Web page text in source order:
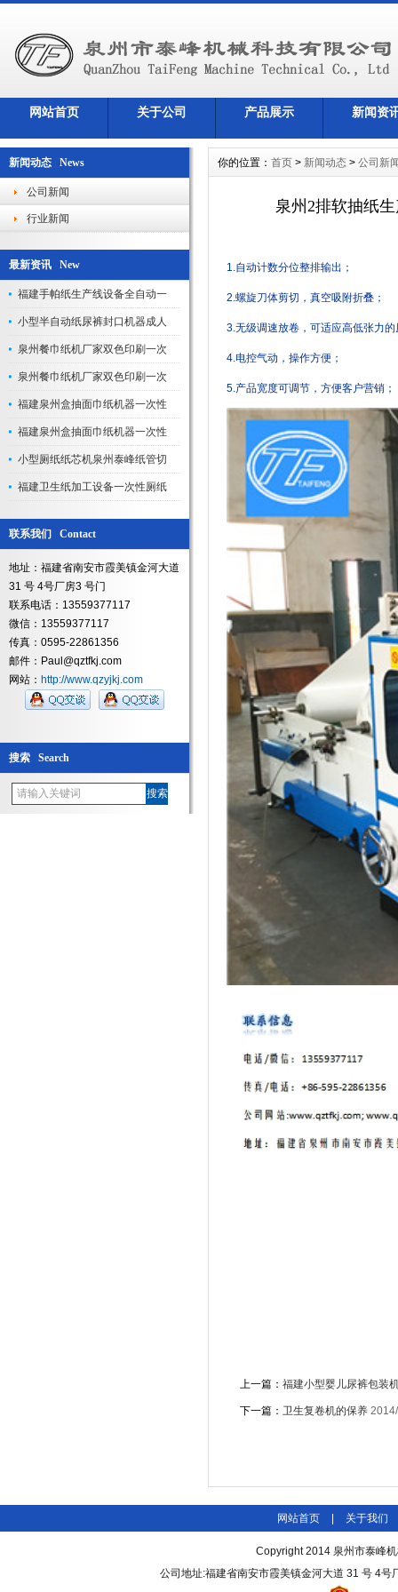
网站首页 关于公司 产品展示 新闻资
新闻动态 News
公司新闻
行业新闻
最新资讯 New
福建手帕纸生产线设备全自动一
小型半自动纸尿裤封口机器成人
泉州餐巾纸机厂家双色印刷一次
泉州餐巾纸机厂家双色印刷一次
福建泉州盒抽面巾纸机器一次性
福建泉州盒抽面巾纸机器一次性
小型厕纸纸芯机泉州泰峰纸管切
福建卫生纸加工设备一次性厕纸
联系我们 Contact
地址：福建省南安市霞美镇金河大道
31 号 4号厂房3 号门
联系电话：13559377117
微信：13559377117
传真：0595-22861356
邮件：Paul@qztfkj.com
网站： http://www.qzyjkj.com
搜索 Search
你的位置： 首页 > 新闻动态 > 公司新
泉州2排软抽纸
1.自动计数分位整排输出；
2.螺旋刀体剪切，真空吸附折叠；
3.无级调速放卷，可适应高低张力的
4.电控气动，操作方便；
5.产品宽度可调节，方便客户营销；
上一篇： 福建小型婴儿尿裤包装
下一篇： 卫生复卷机的保养
网站首页 关于我们
Copyright 2014 泉州市泰峰
公司地址:福建省南安市霞美镇金河大道 31 号 4